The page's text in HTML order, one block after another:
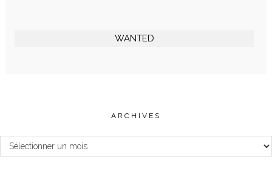
WANTED
ARCHIVES
Archives